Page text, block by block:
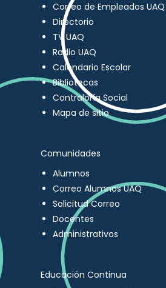
Correo de Empleados UAQ
Directorio
TV UAQ
Radio UAQ
Calendario Escolar
Bibliotecas
Contraloría Social
Mapa de sitio
Comunidades
Alumnos
Correo Alumnos UAQ
Solicitud Correo
Docentes
Administrativos
Educación Continua